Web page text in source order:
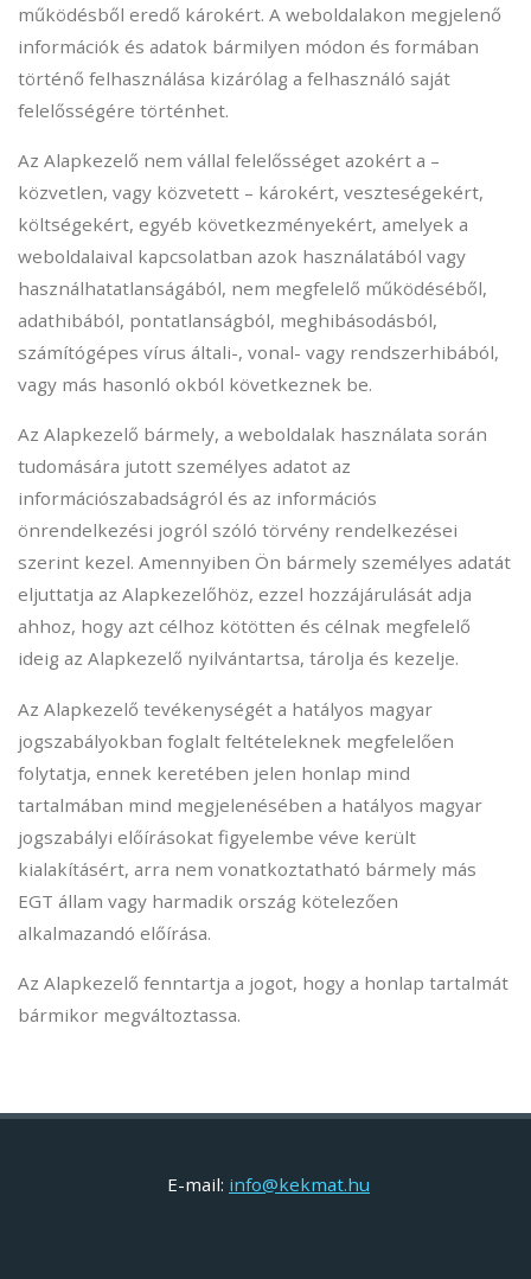
működésből eredő károkért. A weboldalakon megjelenő
információk és adatok bármilyen módon és formában
történő felhasználása kizárólag a felhasználó saját
felelősségére történhet.
Az Alapkezelő nem vállal felelősséget azokért a –
közvetlen, vagy közvetett – károkért, veszteségekért,
költségekért, egyéb következményekért, amelyek a
weboldalaival kapcsolatban azok használatából vagy
használhatatlanságából, nem megfelelő működéséből,
adathibából, pontatlanságból, meghibásodásból,
számítógépes vírus általi-, vonal- vagy rendszerhibából,
vagy más hasonló okból következnek be.
Az Alapkezelő bármely, a weboldalak használata során
tudomására jutott személyes adatot az
információszabadságról és az információs
önrendelkezési jogról szóló törvény rendelkezései
szerint kezel. Amennyiben Ön bármely személyes adatát
eljuttatja az Alapkezelőhöz, ezzel hozzájárulását adja
ahhoz, hogy azt célhoz kötötten és célnak megfelelő
ideig az Alapkezelő nyilvántartsa, tárolja és kezelje.
Az Alapkezelő tevékenységét a hatályos magyar
jogszabályokban foglalt feltételeknek megfelelően
folytatja, ennek keretében jelen honlap mind
tartalmában mind megjelenésében a hatályos magyar
jogszabályi előírásokat figyelembe véve került
kialakításért, arra nem vonatkoztatható bármely más
EGT állam vagy harmadik ország kötelezően
alkalmazandó előírása.
Az Alapkezelő fenntartja a jogot, hogy a honlap tartalmát
bármikor megváltoztassa.
E-mail: info@kekmat.hu